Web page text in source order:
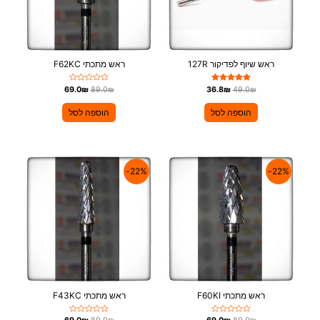
ראש שיוף לפדיקור 127R
דורג
מתוך 5
49.0₪
36.8₪
הוספה לסל
ראש מתכתי F62KC
ד
ר
ג
0
מ
89.0₪
69.0₪
הוספה לסל
22%-
ראש מתכתי F60KI
22%-
ראש מתכתי F43KC